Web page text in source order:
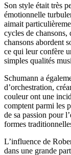
Son style était très
émotionnelle
aimait
cycles de chansons,
chansons abordent
ce qui leur confère
simples qualités
Schumann a
d’orchestration,
couleur ont une
comptent parmi les
de sa passion pour
formes
L’influence de
dans une grande